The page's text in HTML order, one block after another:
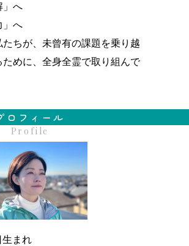
」へ
」へ
ちが、未曾有の課題を乗り越
ために、全身全霊で取り組んで
ロフィール
Profile
生まれ